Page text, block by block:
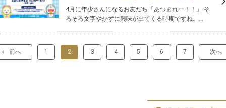
4月に年少さんになるお友だち「あつまれー！！」 そ
ろそろ文字やかずに興味が出てくる時期ですね。...
前へ 1 2 3 4 5 6 7 次へ